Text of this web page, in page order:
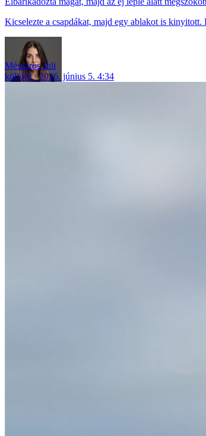
Kicselezte a csapdákat, majd egy ablakot is
Mészáros Juli
külföld
2026. június 5. 4:34